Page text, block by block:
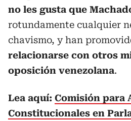
no les gusta que
rotundamente cualquier
chavismo, y han
relacionarse con otros
oposición venezolana.
Lea aquí: Comisión para
Constitucionales en